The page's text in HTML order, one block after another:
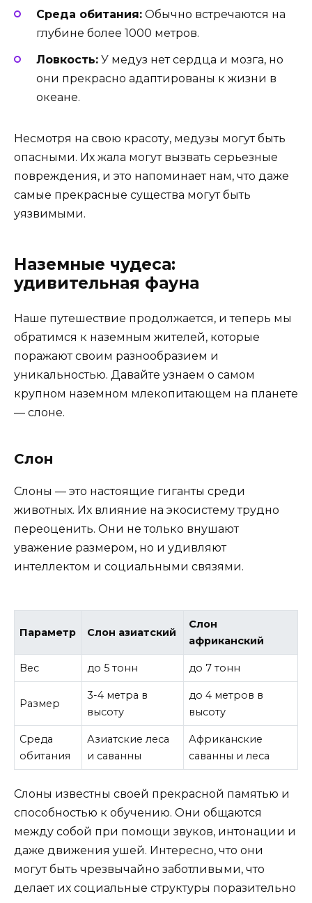
Среда обитания: Обычно встречаются на
глубине более 1000 метров.
Ловкость: У медуз нет сердца и мозга, но
они прекрасно адаптированы к жизни в
океане.
Несмотря на свою красоту, медузы могут быть
опасными. Их жала могут вызвать серьезные
повреждения, и это напоминает нам, что даже
самые прекрасные существа могут быть
уязвимыми.
Наземные чудеса:
удивительная фауна
Наше путешествие продолжается, и теперь мы
обратимся к наземным жителей, которые
поражают своим разнообразием и
уникальностью. Давайте узнаем о самом
крупном наземном млекопитающем на планете
— слоне.
Слон
Слоны — это настоящие гиганты среди
животных. Их влияние на экосистему трудно
переоценить. Они не только внушают
уважение размером, но и удивляют
интеллектом и социальными связями.
Параметр Слон азиатский
Слон
африканский
Вес до 5 тонн до 7 тонн
Размер
3-4 метра в
высоту
до 4 метров в
высоту
Среда
обитания
Азиатские леса
и саванны
Африканские
саванны и леса
Слоны известны своей прекрасной памятью и
способностью к обучению. Они общаются
между собой при помощи звуков, интонации и
даже движения ушей. Интересно, что они
могут быть чрезвычайно заботливыми, что
делает их социальные структуры поразительно